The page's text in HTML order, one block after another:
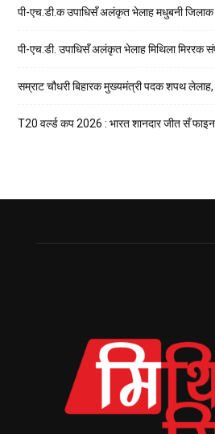
पी-एच.डी.क उपाधिसँ अलंकृत भेलाह मधुबनी जिलाक
पी-एच.डी. उपाधिसँ अलंकृत भेलाह मिथिला मिररक
सम्राट चौधरी बिहारक मुख्यमंत्री पदक शपथ
T20 वर्ल्ड कप 2026 : भारत शानदार जीत सँ